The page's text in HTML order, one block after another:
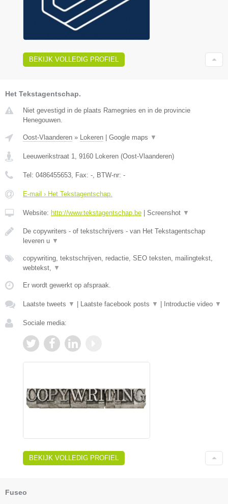
BEKIJK VOLLEDIG PROFIEL
Het Tekstagentschap.
Niet gevestigd in de plaats Ramegnies en in de provincie
Henegouwen.
Oost-Vlaanderen » Lokeren Google maps ▼
Leeuwerikstraat 1 9160 Lokeren (Oost-Vlaanderen)
Tel: 0486455653 , Fax: - , BTW-nr: -
E-mail › Het Tekstagentschap.
Website: http://www.tekstagentschap.be Screenshot ▼
De copywriters - of tekstschrijvers - van Het Tekstagentschap
leveren u ▼
copywriting, tekstschrijven, redactie, SEO teksten, mailingtekst,
webtekst,
▼
Er wordt gewerkt op afspraak.
Laatste tweets ▼ Laatste facebook posts ▼ Introductie video ▼
Sociale media:
BEKIJK VOLLEDIG PROFIEL
Fuseo